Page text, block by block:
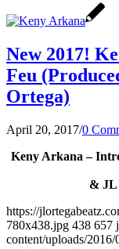
New 2017!
Feu
Ortega)
April 20, 2017/0
Keny Arkana –
& JL
https://
780x438.jpg 438 657
content/uploads/